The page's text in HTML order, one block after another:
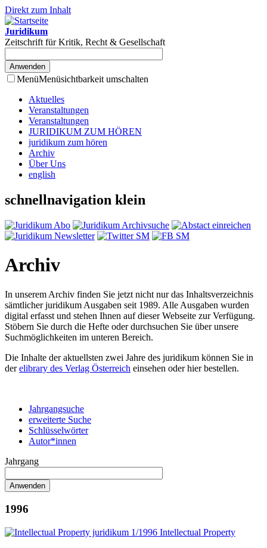
Direkt zum Inhalt
Juridikum
Zeitschrift für Kritik, Recht & Gesellschaft
MenüMenüsichtbarkeit umschalten
Aktuelles
Veranstaltungen
Veranstaltungen
JURIDIKUM ZUM HÖREN
juridikum zum hören
Archiv
Über Uns
english
schnellnavigation klein
Archiv
In unserem Archiv finden Sie jetzt nicht nur das Inhaltsverzeichnis
sämtlicher juridikum Ausgaben seit 1989. Alle Ausgaben wurden
digital erfasst und stehen Ihnen auf dieser Webseite zur Verfügung.
Stöbern Sie durch die Hefte oder durchsuchen Sie über unsere
Suchmöglichkeiten im unteren Bereich.
Die Inhalte der aktuellsten zwei Jahre des juridikum können Sie in
derelibrary des Verlag Österreich einsehen oder hier bestellen.
Jahrgangsuche
erweiterte Suche
Schlüsselwörter
Autor*innen
Jahrgang
1996